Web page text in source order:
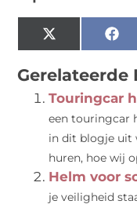
X
(Twitter)
Gerelateerde
Touringcar
een touringcar
in dit blogje uit
huren, hoe wij
Helm voor
je veiligheid